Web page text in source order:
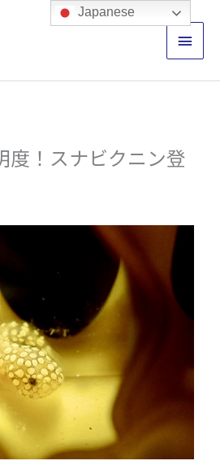
メ
イ
ン
ニ
度！スナビクニン登
Japanese